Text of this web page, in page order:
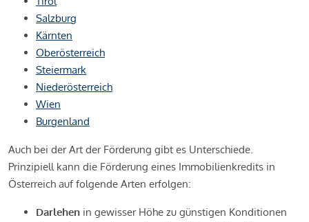
Salzburg
Kärnten
Oberösterreich
Steiermark
Niederösterreich
Wien
Burgenland
Auch bei der Art der Förderung gibt es Unterschiede.
Prinzipiell kann die Förderung eines Immobilienkredits in
Österreich auf folgende Arten erfolgen:
Darlehen in gewisser Höhe zu günstigen Konditionen